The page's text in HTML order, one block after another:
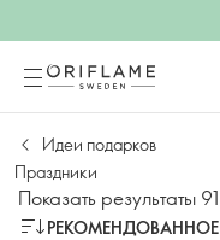
Идеи подарков
Праздники
Показать результаты 91
РЕКОМЕНДОВАННОЕ